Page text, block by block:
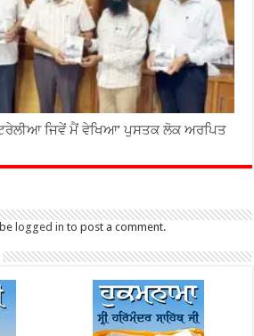
ਜਿਵੇਂ ਮੈਂ ਵੇਖਿਆ’ ਪੁਸਤਕ ਲੋਕ ਅਰਪਿਤ
logged in to post a comment.